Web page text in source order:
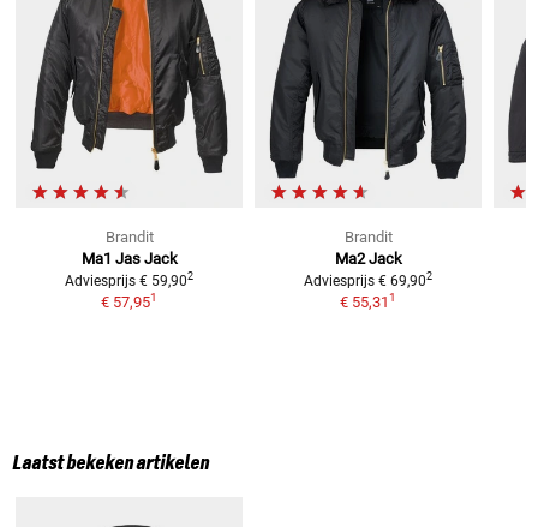
Brandit
Ma1 Jas Jack
Adviesprijs € 59,902
€ 57,951
Brandit
Ma2 Jack
Adviesprijs € 69,902
€ 55,311
Laatst bekeken artikelen